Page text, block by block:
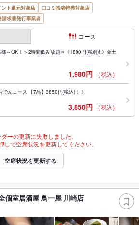
ント還元対象店
口コミ投稿特典対象店
請求書発行事業者
コース
～OK！＞2時間飲み放題⇒《1800円(税別)!!》金土
1,980円 （税込）
でんコース 【7品】3850円(税込)！！
3,850円 （税込）
ーの更新に失敗しました。
して空席状況を更新してください。
空席状況を更新する
個室居酒屋 鳥一屋 川崎店